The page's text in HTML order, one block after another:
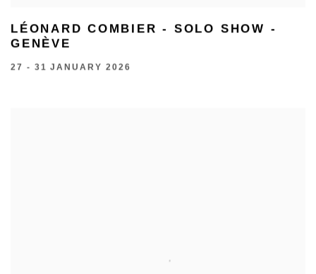
LÉONARD COMBIER - SOLO SHOW -
GENÈVE
27 - 31 JANUARY 2026